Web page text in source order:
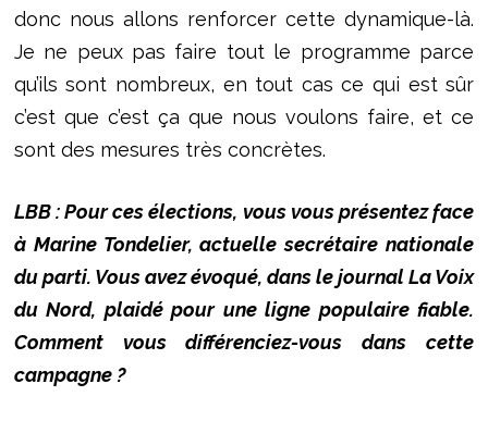
donc nous allons renforcer cette dynamique-là.
Je ne peux pas faire tout le programme parce
qu’ils sont nombreux, en tout cas ce qui est sûr
c’est que c’est ça que nous voulons faire, et ce
sont des mesures très concrètes.
LBB : Pour ces élections, vous vous présentez face
à Marine Tondelier, actuelle secrétaire nationale
du parti. Vous avez évoqué, dans le journal La Voix
du Nord, plaidé pour une ligne populaire fiable.
Comment vous différenciez-vous dans cette
campagne ?